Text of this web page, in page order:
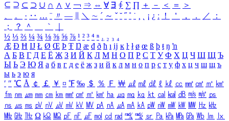
⊆ ⊇ ⊂ ⊃ ∪ ∩ ∧ ∨ ￢ ⇒ ⇔ ∀ ∃ ∮ ∑ ∏ ＋ － ＜ ＝
＞
、
。 · ‥ … ¨ 〃 ― ＼ ∼ ´ ～ ˇ ˘ ˝ ˚ ˙ ¸ ¡ ¿ ː ！ ＇ ， ． ／
：
；
？ ＾ ｀
½ ⅓ ⅔ ¼ ¾ ⅛ ⅜ ⅝ ⅞ ¹ ² ³ ⁴ ⁿ ₁ ₂ ₃ ₄
Æ Ð Ħ Ĳ Ł Ø Œ Þ Ŧ Ŋ æ đ ð ħ ı ĳ ĸ ŀ ł ø œ ß þ ŧ ŋ ŉ
А Б В Г Д Е Ё Ж З И Й К Л М Н О П Р С Т У Ф Х Ц Ч Ш Щ Ъ
Ы Ь Э Ю Я а б в г д е ё ж з и й к л м н о п р с т у ф х ц ч ш щ ъ
ы ь э ю я
′ ″ ℃ Å ￠ ￡ ￥ ¤ ℉ ‰ ＄ ％ Ｆ ￦ ㎕ ㎖ ㎗ ℓ ㎘ ㏄ ㎣ ㎤ ㎥ ㎦
㎙ ㎚ ㎛ ㎜ ㎝ ㎞ ㎟ ㎠ ㎡ ㎢ ㏊ ㎍ ㎎ ㎏ ㏏ ㎈ ㎉ ㏈ ㎧ ㎨ ㎰
㎱ ㎲ ㎳ ㎴ ㎵ ㎶ ㎷ ㎸ ㎹ ㎀ ㎁ ㎂ ㎃ ㎄ ㎺ ㎻ ㎽ ㎾ ㎿ ㎐ ㎑
㎒ ㎓ ㎔ Ω ㏀ ㏁ ㎊ ㎋ ㎌ ㏖ ㏅ ㎭ ㎮ ㎯ ㏛ ㎩ ㎪ ㎫ ㎬ ㏝ ㏐
㏓